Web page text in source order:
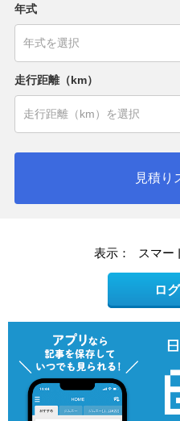
年式
走行距離（km）
見積り
表示： スマー
ロ